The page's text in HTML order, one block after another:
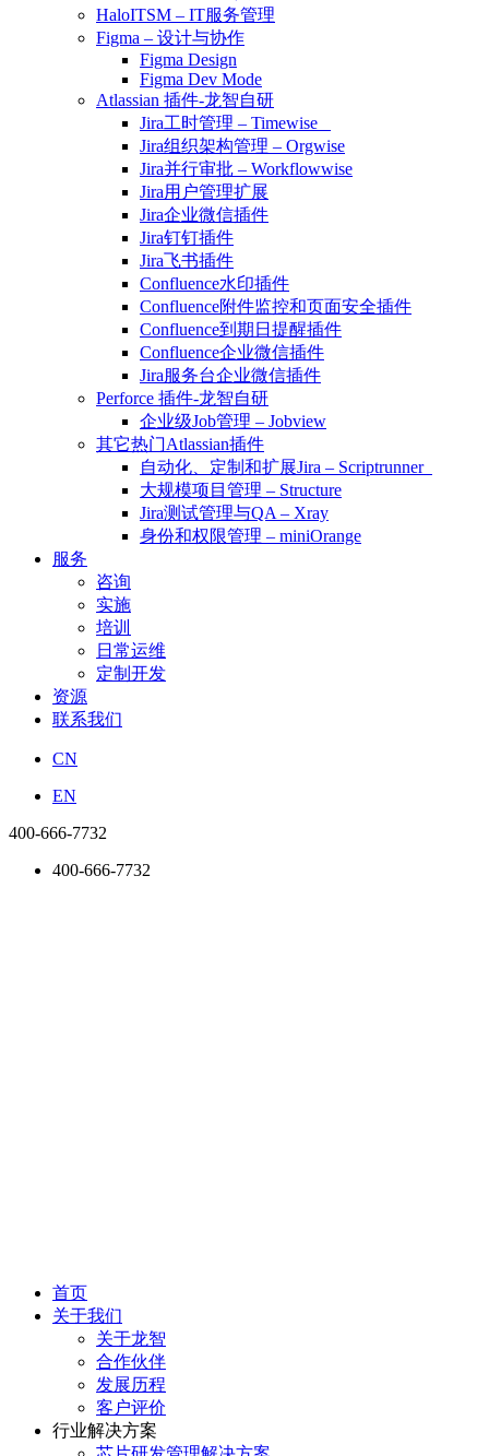
HaloITSM – IT服务管理
Figma – 设计与协作
Figma Design
Figma Dev Mode
Atlassian 插件-龙智自研
Jira工时管理 – Timewise
Jira组织架构管理 – Orgwise
Jira并行审批 – Workflowwise
Jira用户管理扩展
Jira企业微信插件
Jira钉钉插件
Jira飞书插件
Confluence水印插件
Confluence附件监控和页面安全插件
Confluence到期日提醒插件
Confluence企业微信插件
Jira服务台企业微信插件
Perforce 插件-龙智自研
企业级Job管理 – Jobview
其它热门Atlassian插件
自动化、定制和扩展Jira – Scriptrunner
大规模项目管理 – Structure
Jira测试管理与QA – Xray
身份和权限管理 – miniOrange
服务
咨询
实施
培训
日常运维
定制开发
资源
联系我们
CN
EN
400-666-7732
400-666-7732
首页
关于我们
关于龙智
合作伙伴
发展历程
客户评价
行业解决方案